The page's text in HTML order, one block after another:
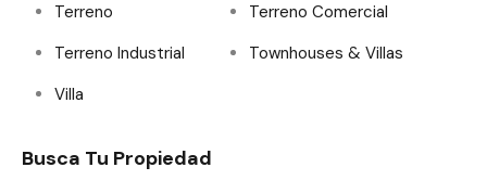
Terreno
Terreno Comercial
Terreno Industrial
Townhouses & Villas
Villa
Busca Tu Propiedad